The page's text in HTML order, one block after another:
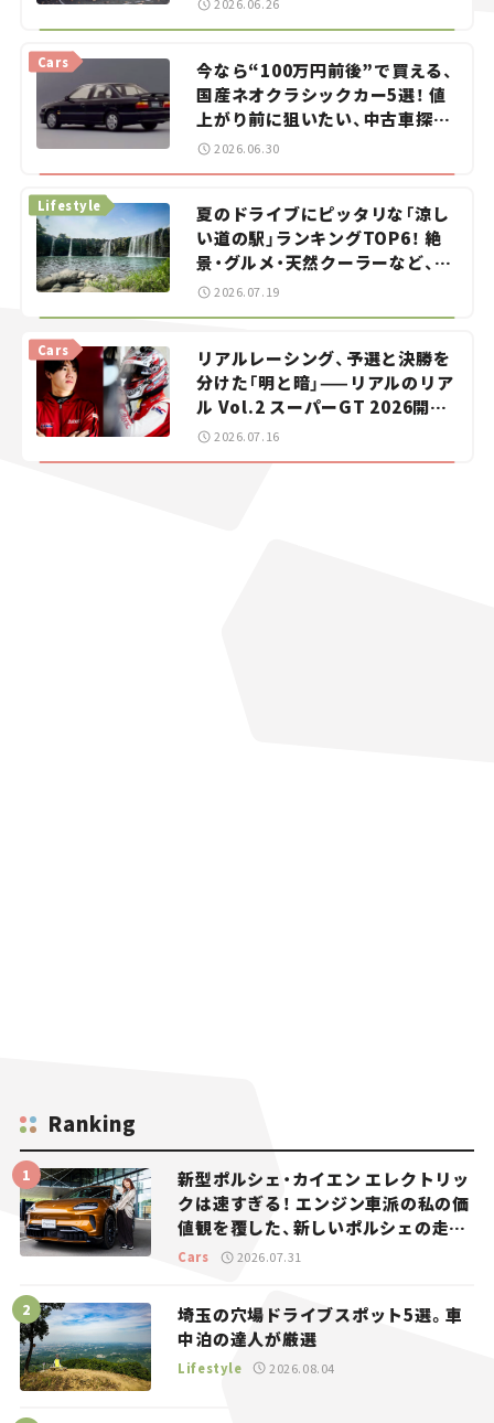
2026.06.26
今なら“100万円前後”で買える、
国産ネオクラシックカー5選！ 値
上がり前に狙いたい、中古車探し
をお手伝い――ちょっとイケてるマ
Cars
2026.06.30
夏のドライブにピッタリな「涼し
い道の駅」ランキングTOP6！ 絶
景・グルメ・天然クーラーなど、避
暑におすすめのスポットを紹介
【道の駅マニアの推し駅ガイド】
Lifestyle
2026.07.19
リアルレーシング、予選と決勝を
分けた「明と暗」——リアルのリア
ル Vol.2 スーパーGT 2026開幕
戦 岡山国際サーキット
Cars
2026.07.16
Ranking
新型ポルシェ・カイエン エレクトリッ
クは速すぎる！ エンジン車派の私の価
値観を覆した、新しいポルシェの走
り。
Cars 2026.07.31
埼玉の穴場ドライブスポット5選。車
中泊の達人が厳選
Lifestyle 2026.08.04